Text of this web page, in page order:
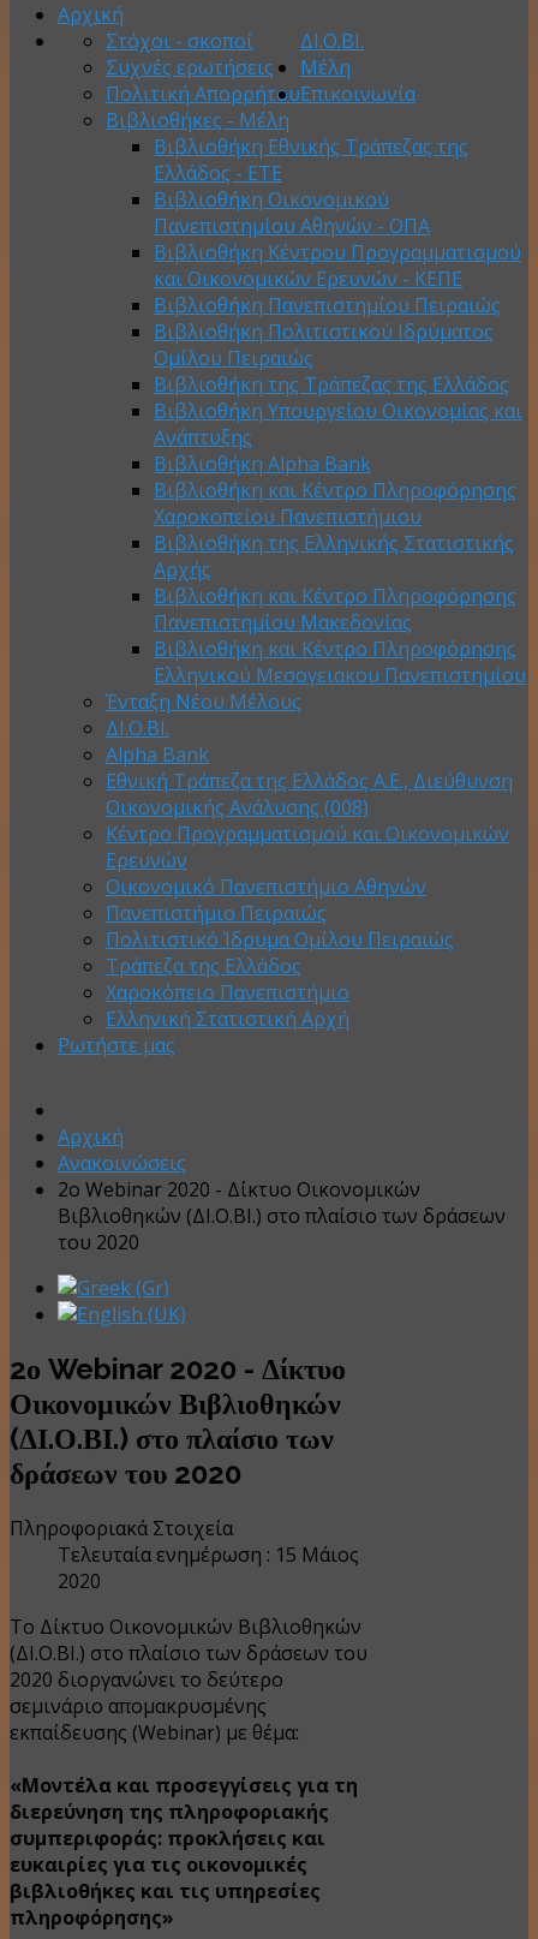
Αρχική
ΔΙ.Ο.ΒΙ.
Στόχοι - σκοποί
Συχνές ερωτήσεις
Πολιτική Απορρήτου
Μέλη
Βιβλιοθήκες - Μέλη
Βιβλιοθήκη Εθνικής Τράπεζας της
Ελλάδος - ΕΤΕ
Βιβλιοθήκη Οικονομικού
Πανεπιστημίου Αθηνών - ΟΠΑ
Βιβλιοθήκη Κέντρου Προγραμματισμού
και Οικονομικών Ερευνών - ΚΕΠΕ
Βιβλιοθήκη Πανεπιστημίου Πειραιώς
Βιβλιοθήκη Πολιτιστικού Ιδρύματος
Ομίλου Πειραιώς
Βιβλιοθήκη της Τράπεζας της Ελλάδος
Βιβλιοθήκη Υπουργείου Οικονομίας και
Ανάπτυξης
Βιβλιοθήκη Alpha Bank
Βιβλιοθήκη και Κέντρο Πληροφόρησης
Χαροκοπείου Πανεπιστήμιου
Βιβλιοθήκη της Ελληνικής Στατιστικής
Αρχής
Βιβλιοθήκη και Κέντρο Πληροφόρησης
Πανεπιστημίου Μακεδονίας
Βιβλιοθήκη και Κέντρο Πληροφόρησης
Ελληνικού Μεσογειακου Πανεπιστημίου
Ένταξη Νέου Μέλους
Επικοινωνία
ΔΙ.Ο.ΒΙ.
Alpha Bank
Εθνική Τράπεζα της Ελλάδος Α.Ε., Διεύθυνση
Οικονομικής Ανάλυσης (008)
Κέντρο Προγραμματισμού και Οικονομικών
Ερευνών
Οικονομικό Πανεπιστήμιο Αθηνών
Πανεπιστήμιο Πειραιώς
Πολιτιστικό Ίδρυμα Ομίλου Πειραιώς
Τράπεζα της Ελλάδος
Χαροκόπειο Πανεπιστήμιο
Ελληνική Στατιστική Αρχή
Ρωτήστε μας
Αρχική
Ανακοινώσεις
2ο Webinar 2020 - Δίκτυο Οικονομικών
Βιβλιοθηκών (ΔΙ.Ο.ΒΙ.) στο πλαίσιο των δράσεων
του 2020
2ο Webinar 2020 - Δίκτυο
Οικονομικών Βιβλιοθηκών
(ΔΙ.Ο.ΒΙ.) στο πλαίσιο των
δράσεων του 2020
Πληροφοριακά Στοιχεία
Τελευταία ενημέρωση : 15 Μάιος
2020
Το Δίκτυο Οικονομικών Βιβλιοθηκών
(ΔΙ.Ο.ΒΙ.) στο πλαίσιο των δράσεων του
2020 διοργανώνει το δεύτερο
σεμινάριο απομακρυσμένης
εκπαίδευσης (Webinar) με θέμα:
«Μοντέλα και προσεγγίσεις για τη
διερεύνηση της πληροφοριακής
συμπεριφοράς: προκλήσεις και
ευκαιρίες για τις οικονομικές
βιβλιοθήκες και τις υπηρεσίες
πληροφόρησης»